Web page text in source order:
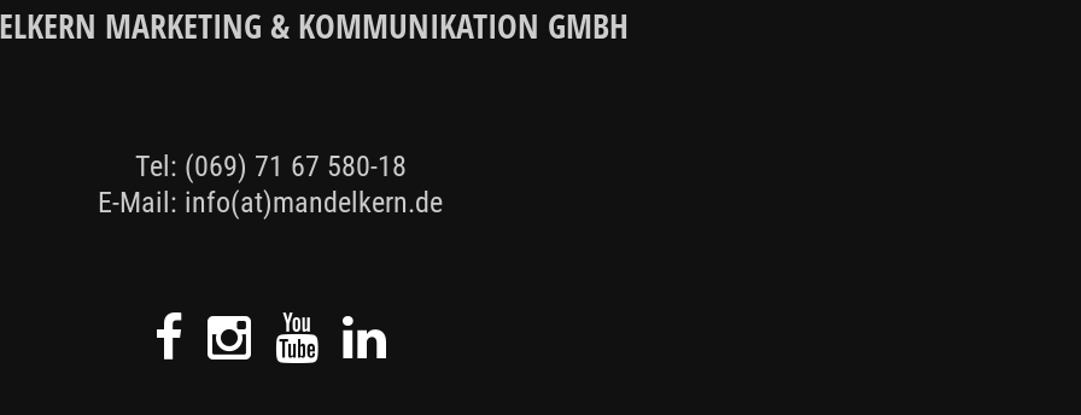
MARKETING & KOMMUNIKATION GMBH
Tel: (069) 71 67 580-18
E-Mail: info(at)mandelkern.de